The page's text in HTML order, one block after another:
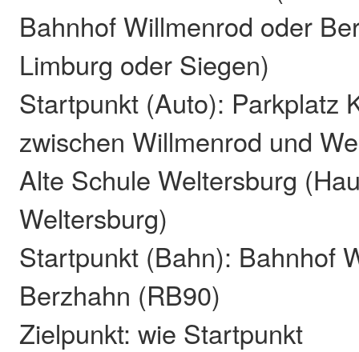
Bahnhof Willmenrod oder
Limburg oder Siegen)
Startpunkt (Auto): Parkplatz
zwischen Willmenrod und
Alte Schule Weltersburg
Weltersburg)
Startpunkt (Bahn): Bahnhof
Berzhahn (RB90)
Zielpunkt: wie Startpunkt